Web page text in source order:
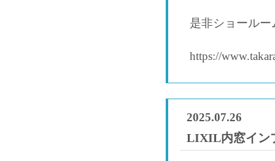
是非ショール
https://
2025.07.26
LIXIL内窓イン